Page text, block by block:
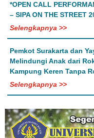
*OPEN CALL
– SIPA ON THE STREET
Selengkapnya >>
Pemkot Surakarta dan
Melindungi Anak dari
Kampung Keren Tanpa
Selengkapnya >>